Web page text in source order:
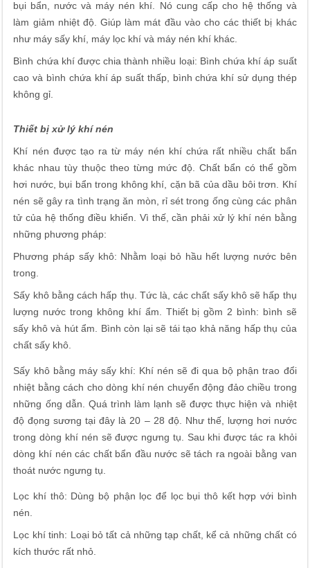
bụi bẩn, nước và máy nén khí. Nó cung cấp cho hệ thống và
làm giảm nhiệt độ. Giúp làm mát đầu vào cho các thiết bị khác
như máy sấy khí, máy lọc khí và máy nén khí khác.
Bình chứa khí được chia thành nhiều loại: Bình chứa khí áp suất
cao và bình chứa khí áp suất thấp, bình chứa khí sử dụng thép
không gỉ.
Thiết bị xử lý khí nén
Khí nén được tạo ra từ máy nén khí chứa rất nhiều chất bẩn
khác nhau tùy thuộc theo từng mức độ. Chất bẩn có thể gồm
hơi nước, bụi bẩn trong không khí, cặn bã của dầu bôi trơn. Khí
nén sẽ gây ra tình trạng ăn mòn, rỉ sét trong ống cùng các phân
tử của hệ thống điều khiển. Vì thế, cần phải xử lý khí nén bằng
những phương pháp:
Phương pháp sấy khô: Nhằm loại bỏ hầu hết lượng nước bên
trong.
Sấy khô bằng cách hấp thụ. Tức là, các chất sấy khô sẽ hấp thụ
lượng nước trong không khí ẩm. Thiết bị gồm 2 bình: bình sẽ
sấy khô và hút ẩm. Bình còn lại sẽ tái tạo khả năng hấp thụ của
chất sấy khô.
Sấy khô bằng máy sấy khí: Khí nén sẽ đi qua bộ phận trao đổi
nhiệt bằng cách cho dòng khí nén chuyển động đảo chiều trong
những ống dẫn. Quá trình làm lạnh sẽ được thực hiện và nhiệt
độ đọng sương tại đây là 20 – 28 độ. Như thế, lượng hơi nước
trong dòng khí nén sẽ được ngưng tụ. Sau khi được tác ra khỏi
dòng khí nén các chất bẩn đầu nước sẽ tách ra ngoài bằng van
thoát nước ngưng tụ.
Lọc khí thô: Dùng bộ phận lọc để lọc bụi thô kết hợp với bình
nén.
Lọc khí tinh: Loại bỏ tất cả những tạp chất, kể cả những chất có
kích thước rất nhỏ.